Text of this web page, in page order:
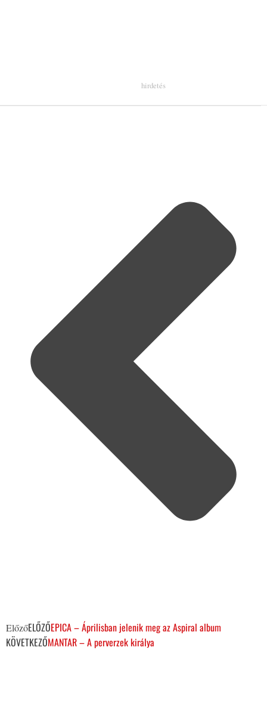
ElőzőELŐZŐEPICA – Áprilisban jelenik meg az Aspiral album
KÖVETKEZŐMANTAR – A perverzek királya